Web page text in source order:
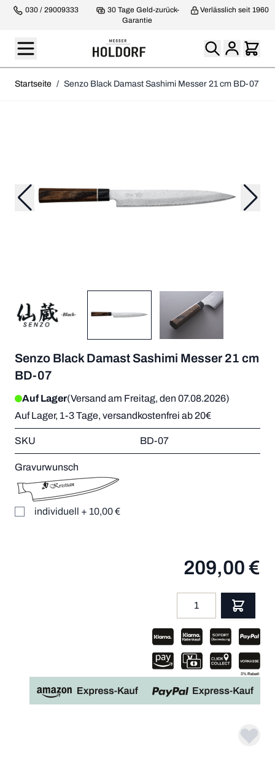
030 / 29009333
30 Tage Geld-zurück-
Garantie
Verlässlich seit 1960
Startseite / Senzo Black Damast Sashimi Messer 21 cm BD-07
Senzo Black Damast Sashimi Messer 21 cm
BD-07
Auf Lager(Versand am Freitag, den 07.08.2026)
Auf Lager, 1-3 Tage, versandkostenfrei ab 20€
SKU BD-07
Gravurwunsch
individuell + 10,00 €
209,00 €